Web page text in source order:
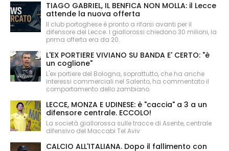
TIAGO GABRIEL, IL BENFICA NON MOLLA: il Lecce
attende la nuova offerta
Il club portoghese è pronto a rifarsi avanti per il
difensore del Lecce. I giallorossi chiedono 30 milioni, la
prima offerta era da 20.
L'EX PORTIERE VIVIANO SU BANDA E' CERTO: "è
un coglione"
L'ex portiere del Bologna, soprattutto, che ha anche
interessi commerciali nel Salento, ha commentato il
comportamento dello zambiano
LECCE, MONZA E UDINESE: è "caccia" a 3 a un
difensore centrale. ECCOLO!
La società giallorossa sulle tracce di Asente, centrale
difensivo del Maccabi Tel Aviv
CALCIO ALL'ITALIANA. Dopo il fallimento con